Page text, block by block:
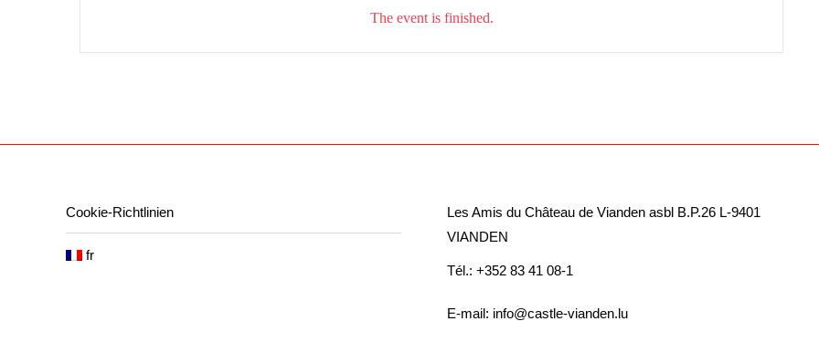
The event is finished.
Cookie-Richtlinien
fr
Les Amis du Château de Vianden asbl B.P.26 L-9401
VIANDEN
Tél.: +352 83 41 08-1
E-mail: info@castle-vianden.lu